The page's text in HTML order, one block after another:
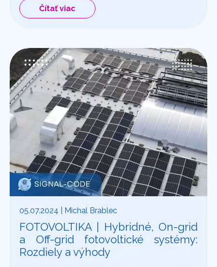
Čítať viac
05.07.2024 | Michal Brablec
FOTOVOLTIKA | Hybridné, On-grid
a Off-grid fotovoltické systémy:
Rozdiely a výhody